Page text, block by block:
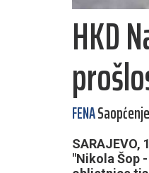
HKD
FENA
"Nikola Šop